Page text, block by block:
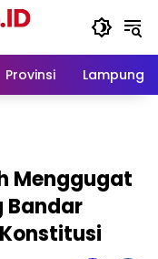
Provinsi Lampung
Menggugat
Bandar